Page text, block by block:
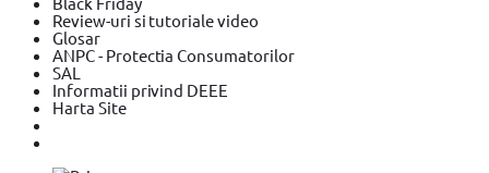
Review-uri si tutoriale video
Glosar
ANPC - Protectia Consumatorilor
SAL
Informatii privind DEEE
Harta Site